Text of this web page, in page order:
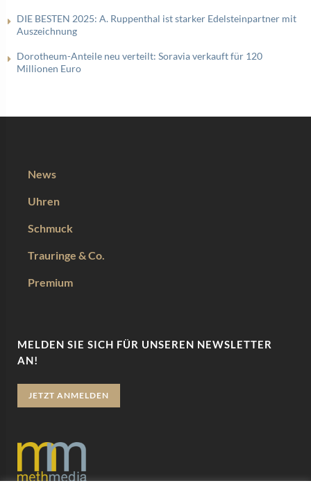
DIE BESTEN 2025: A. Ruppenthal ist starker Edelsteinpartner mit
Auszeichnung
Dorotheum-Anteile neu verteilt: Soravia verkauft für 120
Millionen Euro
News
Uhren
Schmuck
Trauringe & Co.
Premium
MELDEN SIE SICH FÜR UNSEREN NEWSLETTER
AN!
JETZT ANMELDEN